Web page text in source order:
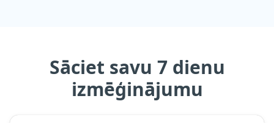
Sāciet savu 7 dienu
izmēģinājumu